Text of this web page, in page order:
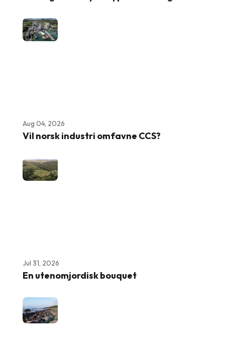
Aug 04, 2026
Vil norsk industri omfavne CCS?
Jul 31, 2026
En utenomjordisk bouquet